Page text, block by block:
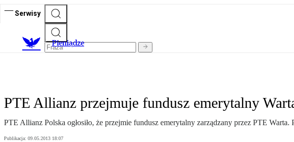
Serwisy
Pieniądze
PTE Allianz przejmuje fundusz emerytalny
PTE Allianz Polska ogłosiło, że przejmie fundusz emerytalny zarządzany przez PTE
Publikacja: 09.05.2013 18:07